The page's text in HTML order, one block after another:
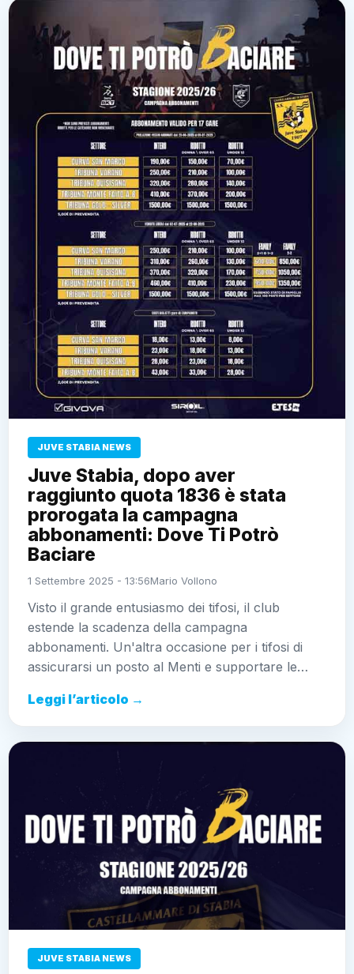
JUVE STABIA NEWS
Juve Stabia, dopo aver
raggiunto quota 1836 è stata
prorogata la campagna
abbonamenti: Dove Ti Potrò
Baciare
1 Settembre 2025 - 13:56Mario Vollono
Visto il grande entusiasmo dei tifosi, il club
estende la scadenza della campagna
abbonamenti. Un'altra occasione per i tifosi di
assicurarsi un posto al Menti e supportare le…
Leggi l’articolo →
JUVE STABIA NEWS